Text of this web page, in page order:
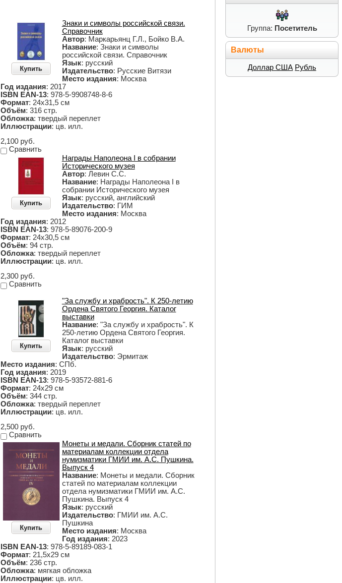
Купить
Знаки и символы российской связи.
Справочник
Автор: Маркарьянц Г.Л., Бойко В.А.
Название: Знаки и символы
российской связи. Справочник
Язык: русский
Издательство: Русские Витязи
Место издания: Москва
Год издания: 2017
ISBN EAN-13: 978-5-9908748-8-6
Формат: 24х31,5 см
Объём: 316 стр.
Обложка: твердый переплет
Иллюстрации: цв. илл.
2,100 руб.
Сравнить
Купить
Награды Наполеона I в собрании
Исторического музея
Автор: Левин С.С.
Название: Награды Наполеона I в
собрании Исторического музея
Язык: русский, английский
Издательство: ГИМ
Место издания: Москва
Год издания: 2012
ISBN EAN-13: 978-5-89076-200-9
Формат: 24х30,5 см
Объём: 94 стр.
Обложка: твердый переплет
Иллюстрации: цв. илл.
2,300 руб.
Сравнить
Купить
"За службу и храбрость". К 250-летию
Ордена Святого Георгия. Каталог
выставки
Название: "За службу и храбрость". К
250-летию Ордена Святого Георгия.
Каталог выставки
Язык: русский
Издательство: Эрмитаж
Место издания: СПб.
Год издания: 2019
ISBN EAN-13: 978-5-93572-881-6
Формат: 24х29 см
Объём: 344 стр.
Обложка: твердый переплет
Иллюстрации: цв. илл.
2,500 руб.
Сравнить
Купить
Монеты и медали. Сборник статей по
материалам коллекции отдела
нумизматики ГМИИ им. А.С. Пушкина.
Выпуск 4
Название: Монеты и медали. Сборник
статей по материалам коллекции
отдела нумизматики ГМИИ им. А.С.
Пушкина. Выпуск 4
Язык: русский
Издательство: ГМИИ им. А.С.
Пушкина
Место издания: Москва
Год издания: 2023
ISBN EAN-13: 978-5-89189-083-1
Формат: 21,5х29 см
Объём: 236 стр.
Обложка: мягкая обложка
Иллюстрации: цв. илл.
Группа: Посетитель
Валюты
Доллар США Рубль